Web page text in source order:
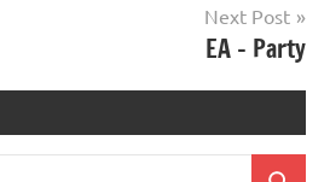
Next Post
EA – Party